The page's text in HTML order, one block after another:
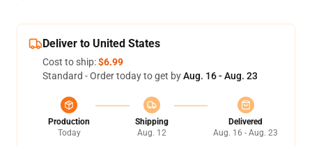
Deliver to United States
Cost to ship:$6.99
Standard - Order today to get byAug. 16 - Aug. 23
Production
Today
Shipping
Aug. 12
Delivered
Aug. 16 - Aug. 23